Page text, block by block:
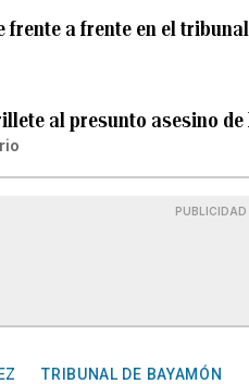
frente a frente en el
al presunto asesino de
PUBLICIDAD
TRIBUNAL DE BAYAMÓN